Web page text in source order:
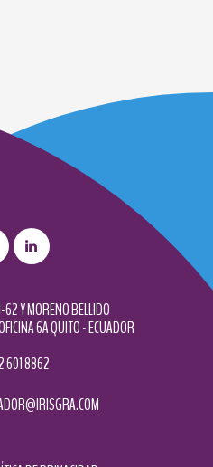
Y MORENO BELLIDO
6A QUITO - ECUADOR
601 8862